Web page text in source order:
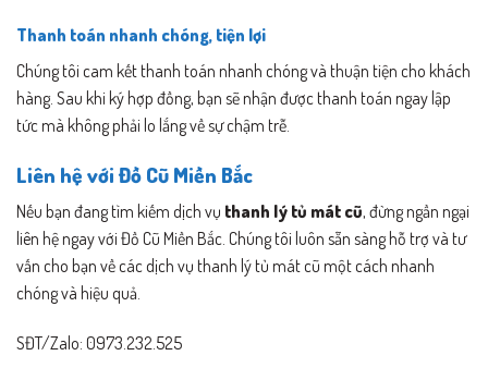
Thanh toán nhanh chóng, tiện lợi
Chúng tôi cam kết thanh toán nhanh chóng và thuận tiện cho khách
hàng. Sau khi ký hợp đồng, bạn sẽ nhận được thanh toán ngay lập
tức mà không phải lo lắng về sự chậm trễ.
Liên hệ với Đồ Cũ Miền Bắc
Nếu bạn đang tìm kiếm dịch vụ thanh lý tủ mát cũ, đừng ngần ngại
liên hệ ngay với Đồ Cũ Miền Bắc. Chúng tôi luôn sẵn sàng hỗ trợ và tư
vấn cho bạn về các dịch vụ thanh lý tủ mát cũ một cách nhanh
chóng và hiệu quả.
SĐT/Zalo: 0973.232.525